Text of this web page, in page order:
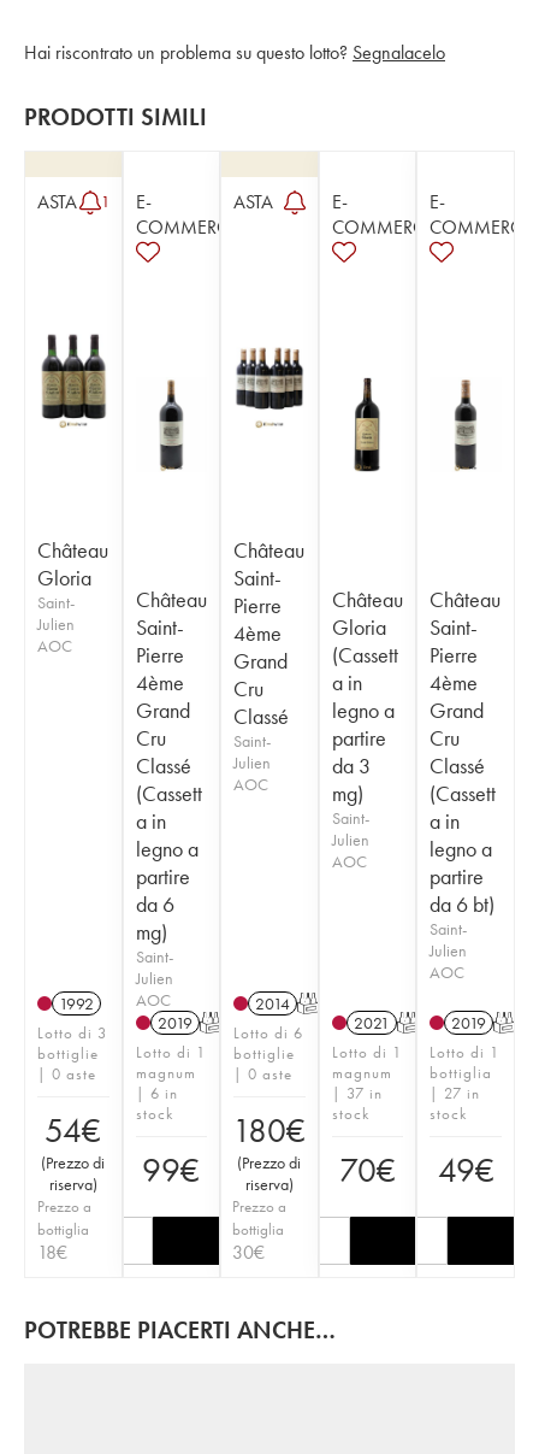
Hai riscontrato un problema su questo lotto? Segnalacelo
PRODOTTI SIMILI
ASTA 1
Château
Gloria
Saint-
Julien
AOC
1992
Lotto di 3
bottiglie
| 0 aste
54€
(Prezzo di
riserva)
Prezzo a
bottiglia
18€
E-
COMMERCE
Château
Saint-
Pierre
4ème
Grand
Cru
Classé
(Cassett
a in
legno a
partire
da 6
mg)
Saint-
Julien
AOC
2019 T
Lotto di 1
magnum
| 6 in
stock
99€
ASTA
Château
Saint-
Pierre
4ème
Grand
Cru
Classé
Saint-
Julien
AOC
2014 T
Lotto di 6
bottiglie
| 0 aste
180€
(Prezzo di
riserva)
Prezzo a
bottiglia
30€
E-
COMMERCE
Château
Gloria
(Cassett
a in
legno a
partire
da 3
mg)
Saint-
Julien
AOC
2021 T
Lotto di 1
magnum
| 37 in
stock
70€
E-
COMMERCE
Château
Saint-
Pierre
4ème
Grand
Cru
Classé
(Cassett
a in
legno a
partire
da 6 bt)
Saint-
Julien
AOC
2019 T
Lotto di 1
bottiglia
| 27 in
stock
49€
POTREBBE PIACERTI ANCHE…